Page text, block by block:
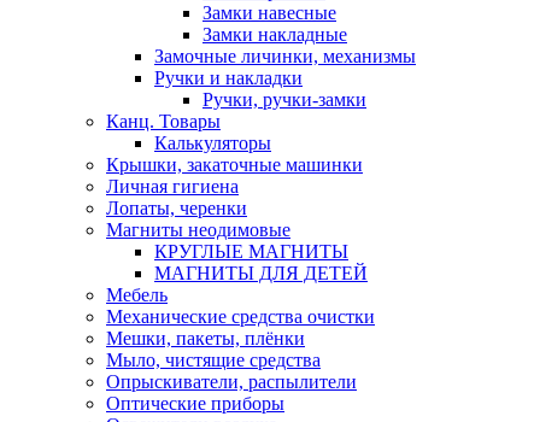
Замки навесные
Замки накладные
Замочные личинки, механизмы
Ручки и накладки
Ручки, ручки-замки
Канц. Товары
Калькуляторы
Крышки, закаточные машинки
Личная гигиена
Лопаты, черенки
Магниты неодимовые
КРУГЛЫЕ МАГНИТЫ
МАГНИТЫ ДЛЯ ДЕТЕЙ
Мебель
Механические средства очистки
Мешки, пакеты, плёнки
Мыло, чистящие средства
Опрыскиватели, распылители
Оптические приборы